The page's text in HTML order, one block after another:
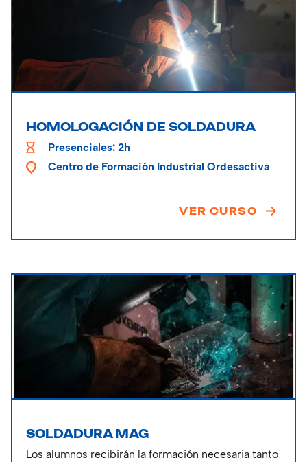
HOMOLOGACIÓN DE SOLDADURA
Presenciales: 2h
Centro de Formación Industrial Ordesactiva
VER CURSO
SOLDADURA MAG
Los alumnos recibirán la formación necesaria tanto